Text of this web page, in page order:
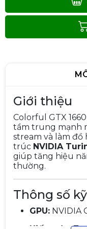
Giới thiệu
Colorful GTX
tầm trung mạnh
stream và làm đồ
trúc NVIDIA
giúp tăng hiệu
thường.
Thông số
GPU: NVIDIA